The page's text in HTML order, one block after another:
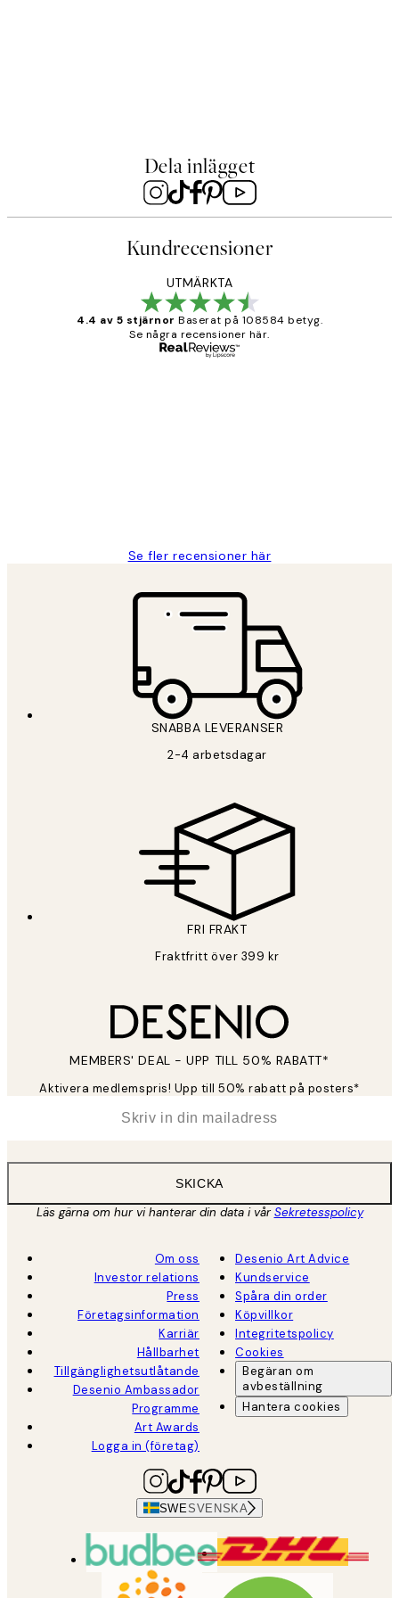
Dela inlägget
Kundrecensioner
UTMÄRKTA
4.4 av 5 stjärnor Baserat på 108584 betyg.
Se några recensioner här.
Se fler recensioner här
SNABBA LEVERANSER
2-4 arbetsdagar
FRI FRAKT
Fraktfritt över 399 kr
MEMBERS' DEAL - UPP TILL 50% RABATT*
Aktivera medlemspris! Upp till 50% rabatt på posters*
SKICKA
Läs gärna om hur vi hanterar din data i vårSekretesspolicy
Om oss
Investor relations
Press
Företagsinformation
Karriär
Hållbarhet
Tillgänglighetsutlåtande
Desenio Ambassador
Programme
Art Awards
Logga in (företag)
Desenio Art Advice
Kundservice
Spåra din order
Köpvillkor
Integritetspolicy
Cookies
Begäran om
avbeställning
Hantera cookies
SWESVENSKA